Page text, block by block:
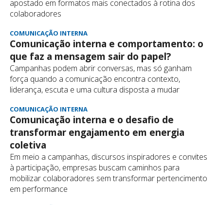
apostado em formatos mais conectados à rotina dos
colaboradores
COMUNICAÇÃO INTERNA
Comunicação interna e comportamento: o
que faz a mensagem sair do papel?
Campanhas podem abrir conversas, mas só ganham
força quando a comunicação encontra contexto,
liderança, escuta e uma cultura disposta a mudar
COMUNICAÇÃO INTERNA
Comunicação interna e o desafio de
transformar engajamento em energia
coletiva
Em meio a campanhas, discursos inspiradores e convites
à participação, empresas buscam caminhos para
mobilizar colaboradores sem transformar pertencimento
em performance